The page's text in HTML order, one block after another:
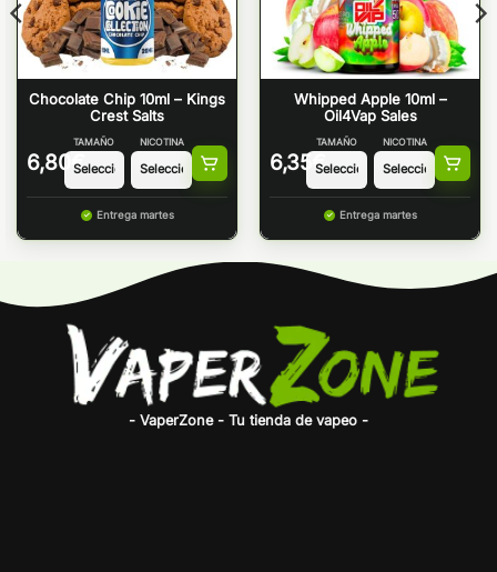
Chocolate Chip 10ml – Kings
Crest Salts
6,80 €
TAMAÑO NICOTINA
Entrega martes
Whipped Apple 10ml –
Oil4Vap Sales
6,35 €
TAMAÑO NICOTINA
Entrega martes
- VaperZone - Tu tienda de vapeo -